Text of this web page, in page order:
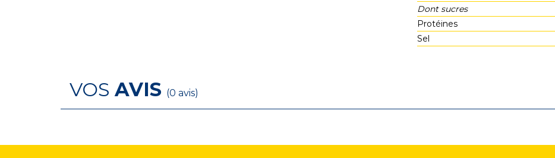
Dont sucres
Protéines
Sel
VOS AVIS (0 avis)